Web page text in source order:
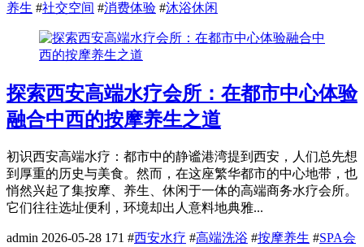
养生 #社交空间 #消费体验 #沐浴休闲
探索西安高端水疗会所：在都市中心体验
融合中西的按摩养生之道
初识西安高端水疗：都市中的静谧港湾提到西安，人们总先想
到厚重的历史与美食。然而，在这座繁华都市的中心地带，也
悄然兴起了集按摩、养生、休闲于一体的高端商务水疗会所。
它们往往选址便利，环境却出人意料地典雅...
admin 2026-05-28 171 #西安水疗 #高端洗浴 #按摩养生 #SPA会